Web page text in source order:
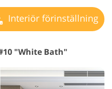
Interiör förinställning
"White Bath"